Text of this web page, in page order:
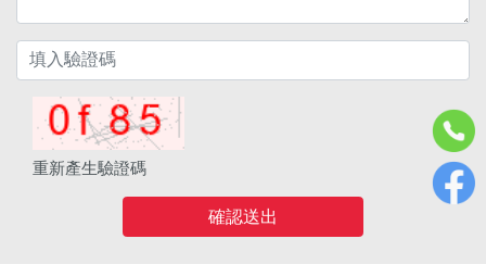
重新產生驗證碼
確認送出